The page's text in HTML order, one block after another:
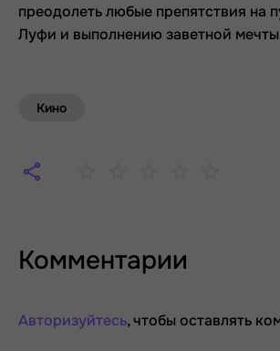
преодолеть любые препятствия на
Луфи и выполнению заветной
Кино
Комментарии
Авторизуйтесь, чтобы оставлять